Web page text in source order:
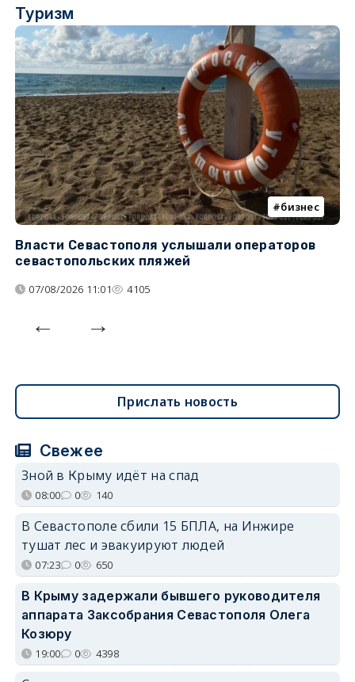
Туризм
бизнес
Власти Севастополя услышали операторов
севастопольских пляжей
07/08/2026 11:01 4105
Прислать новость
Свежее
Зной в Крыму идёт на спад
08:00 0 140
В Севастополе сбили 15 БПЛА, на Инжире
тушат лес и эвакуируют людей
07:23 0 650
В Крыму задержали бывшего руководителя
аппарата Заксобрания Севастополя Олега
Козюру
19:00 0 4398